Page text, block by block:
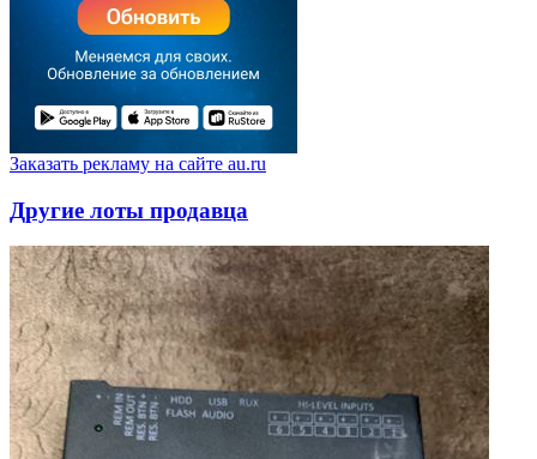
Заказать рекламу на сайте au.ru
Другие лоты продавца